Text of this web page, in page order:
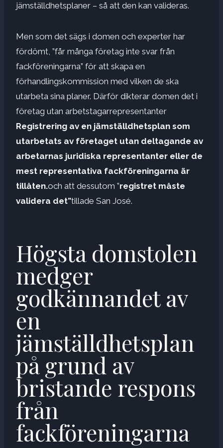
jämställdhetsplaner – så att den kan valideras.
Men som det sägs i domen och experter har
fördömt, ”får många företag inte svar från
fackföreningarna” för att skapa en
förhandlingskommission med vilken de ska
utarbeta sina planer. Därför dikterar domen det i
företag utan arbetstagarrepresentanter
Registrering av en jämställdhetsplan som
utarbetats av företaget utan deltagande av
arbetarnas juridiska representanter eller de
mest representativa fackföreningarna är
tillåten.och att dessutom ”registret måste
validera det”tillade San José.
Högsta domstolen
medger
godkännandet av
en
jämställdhetsplan
på grund av
bristande respons
från
fackföreningarna